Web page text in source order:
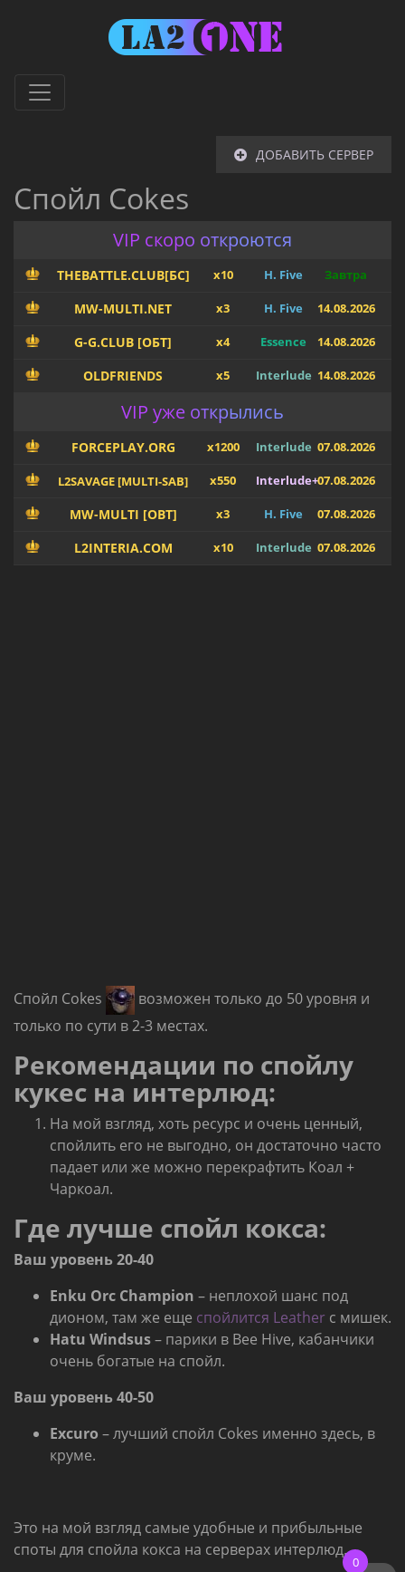
ДОБАВИТЬ СЕРВЕР
Спойл Cokes
VIP скоро откроются
THEBATTLE.CLUB[БС] x10 H. Five Завтра
MW-MULTI.NET x3 H. Five 14.08.2026
G-G.CLUB [ОБТ] x4 Essence 14.08.2026
OLDFRIENDS x5 Interlude 14.08.2026
VIP уже открылись
FORCEPLAY.ORG x1200 Interlude 07.08.2026
L2SAVAGE [MULTI-SAB] x550 Interlude+07.08.2026
MW-MULTI [OBT] x3 H. Five 07.08.2026
L2INTERIA.COM x10 Interlude 07.08.2026
Спойл Cokes
возможен только до 50 уровня и
только по сути в 2-3 местах.
Рекомендации по спойлу
кукес на интерлюд:
На мой взгляд, хоть ресурс и очень ценный,
спойлить его не выгодно, он достаточно часто
падает или же можно перекрафтить Коал +
Чаркоал.
Где лучше спойл кокса:
Ваш уровень 20-40
Enku Orc Champion – неплохой шанс под
дионом, там же еще спойлится Leather с мишек.
Hatu Windsus– парики в Bee Hive, кабанчики
очень богатые на спойл.
Ваш уровень 40-50
Excuro – лучший спойл Cokes именно здесь, в
круме.
Это на мой взгляд самые удобные и прибыльные
споты для спойла кокса на серверах интерлюд.
0